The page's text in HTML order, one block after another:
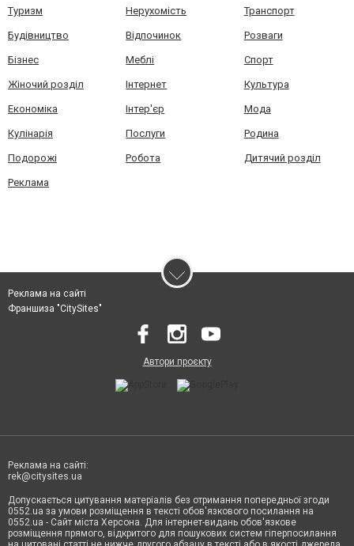
Туризм Нерухомість Транспорт
Будівництво Відпочинок Розваги
Бізнес Меблі Спорт
Жіночий розділ Інтернет Культура
Економіка Інтер'єр Мода
Кулінарія Послуги Родина
Подорожі Робота Дитячий розділ
Реклама
Реклама на сайті
Франшиза "CitySites"
Автори проєкту
Реклама на сайті:
rek@citysites.ua
Допускається цитування матеріалів без отримання попередньої згоди
0552.ua за умови розміщення в тексті обов'язкового посилання на
0552.ua - Сайт міста Херсона. Для інтернет-видань обов'язкове
розміщення прямого, відкритого для пошукових систем гіперпосилання